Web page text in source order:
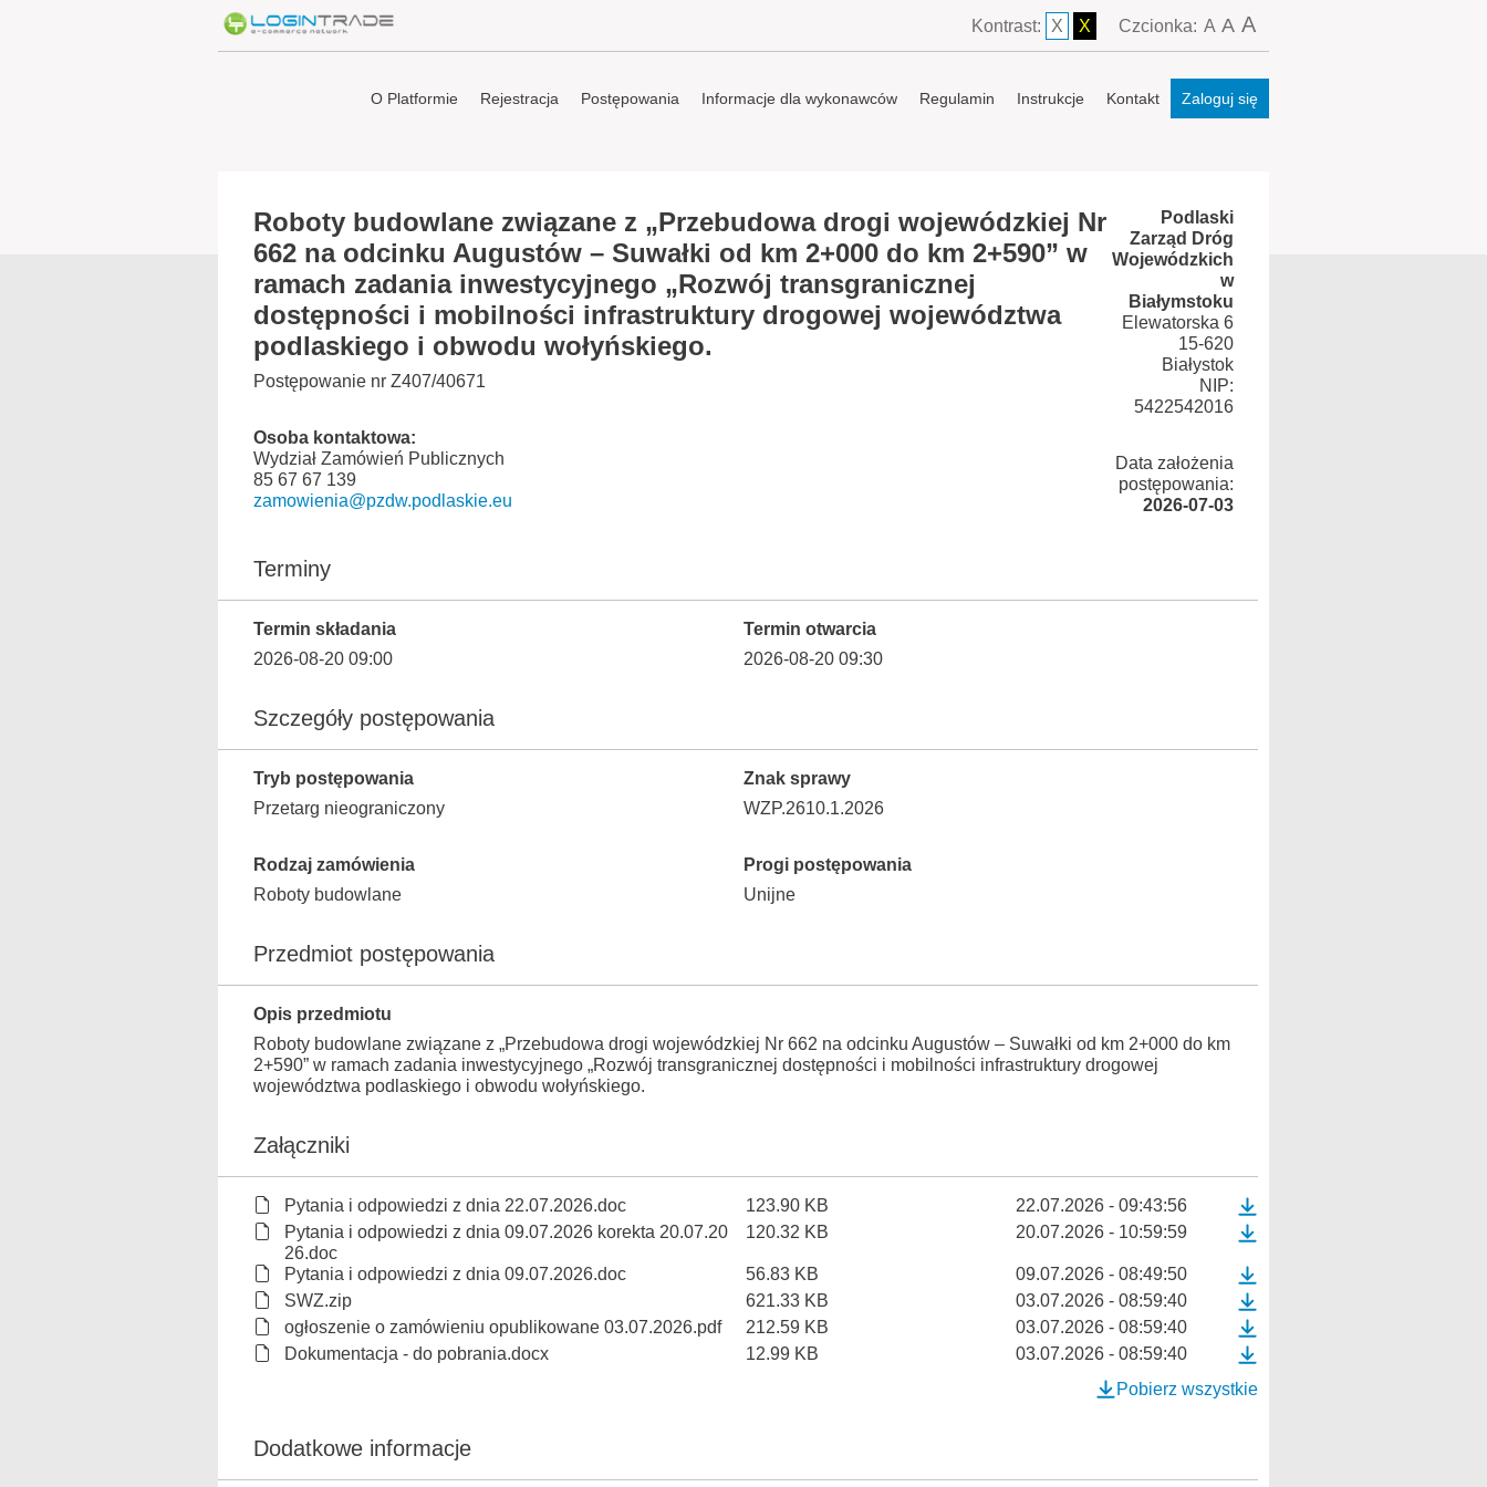
Kontrast: X X Czcionka: A A A
O Platformie Rejestracja Postępowania Informacje dla wykonawców Regulamin Instrukcje Kontakt Zaloguj się
Roboty budowlane związane z „Przebudowa drogi wojewódzkiej Nr
662 na odcinku Augustów – Suwałki od km 2+000 do km 2+590” w
ramach zadania inwestycyjnego „Rozwój transgranicznej
dostępności i mobilności infrastruktury drogowej województwa
podlaskiego i obwodu wołyńskiego.
Postępowanie nr Z407/40671
Osoba kontaktowa:
Wydział Zamówień Publicznych
85 67 67 139
zamowienia@pzdw.podlaskie.eu
Podlaski
Zarząd Dróg
Wojewódzkich
w
Białymstoku
Elewatorska 6
15-620
Białystok
NIP:
5422542016
Data założenia
postępowania:
2026-07-03
Terminy
Termin składania
2026-08-20 09:00
Termin otwarcia
2026-08-20 09:30
Szczegóły postępowania
Tryb postępowania
Przetarg nieograniczony
Znak sprawy
WZP.2610.1.2026
Rodzaj zamówienia
Roboty budowlane
Progi postępowania
Unijne
Przedmiot postępowania
Opis przedmiotu
Roboty budowlane związane z „Przebudowa drogi wojewódzkiej Nr 662 na odcinku Augustów – Suwałki od km 2+000 do km
2+590” w ramach zadania inwestycyjnego „Rozwój transgranicznej dostępności i mobilności infrastruktury drogowej
województwa podlaskiego i obwodu wołyńskiego.
Załączniki
Pytania i odpowiedzi z dnia 22.07.2026.doc 123.90 KB
22.07.2026 - 09:43:56
Pytania i odpowiedzi z dnia 09.07.2026 korekta 20.07.20
26.doc
120.32 KB 20.07.2026 - 10:59:59
Pytania i odpowiedzi z dnia 09.07.2026.doc 56.83 KB
09.07.2026 - 08:49:50
SWZ.zip
621.33 KB
03.07.2026 - 08:59:40
ogłoszenie o zamówieniu opublikowane 03.07.2026.pdf
212.59 KB
03.07.2026 - 08:59:40
Dokumentacja - do pobrania.docx
12.99 KB
03.07.2026 - 08:59:40
Pobierz wszystkie
Dodatkowe informacje